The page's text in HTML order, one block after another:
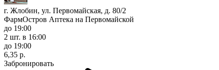
г. Жлобин, ул. Первомайская, д. 80/2
ФармОстров Аптека на Первомайской
до 19:00
2 шт. в 16:00
до 19:00
6,35 р.
Забронировать